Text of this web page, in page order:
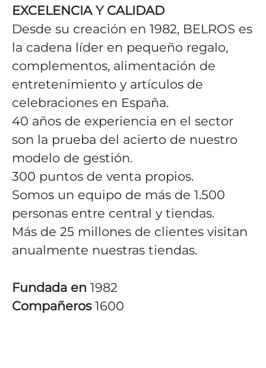
EXCELENCIA Y CALIDAD
Desde su creación en 1982, BELROS es
la cadena líder en pequeño regalo,
complementos, alimentación de
entretenimiento y artículos de
celebraciones en España.
40 años de experiencia en el sector
son la prueba del acierto de nuestro
modelo de gestión.
300 puntos de venta propios.
Somos un equipo de más de 1.500
personas entre central y tiendas.
Más de 25 millones de clientes visitan
anualmente nuestras tiendas.
Fundada en 1982
Compañeros 1600